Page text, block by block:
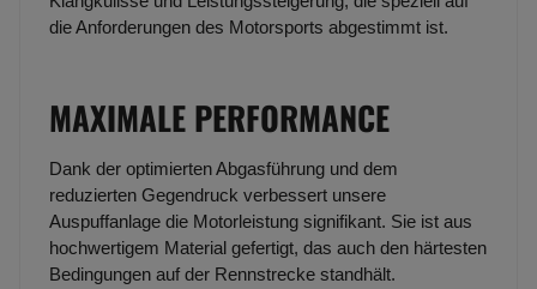
die Anforderungen des Motorsports abgestimmt ist.
MAXIMALE PERFORMANCE
Dank der optimierten Abgasführung und dem
reduzierten Gegendruck verbessert unsere
Auspuffanlage die Motorleistung signifikant. Sie ist aus
hochwertigem Material gefertigt, das auch den härtesten
Bedingungen auf der Rennstrecke standhält.